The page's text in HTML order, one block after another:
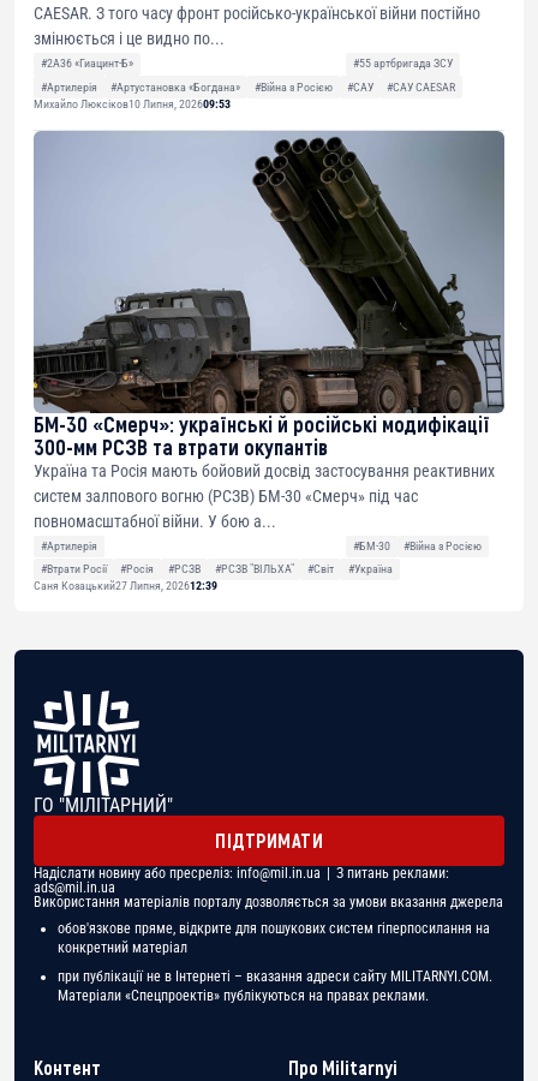
CAESAR. З того часу фронт російсько-української війни постійно
змінюється і це видно по...
#2А36 «Гиацинт-Б»
#55 артбригада ЗСУ
#Артилерія
#Артустановка «Богдана» #Війна з Росією #САУ
#САУ CAESAR
Михайло Люксіков10 Липня, 202609:53
БМ-30 «Смерч»: українські й російські модифікації
300-мм РСЗВ та втрати окупантів
Україна та Росія мають бойовий досвід застосування реактивних
систем залпового вогню (РСЗВ) БМ-30 «Смерч» під час
повномасштабної війни. У бою а...
#Артилерія #БМ-30
#Війна з Росією
#Втрати Росії
#Росія #РСЗВ #РСЗВ "ВІЛЬХА" #Світ
#Україна
Саня Козацький27 Липня, 202612:39
ГО "МІЛІТАРНИЙ"
ПІДТРИМАТИ
Надіслати новину або пресреліз: info@mil.in.ua | З питань реклами:
ads@mil.in.ua
Використання матеріалів порталу дозволяється за умови вказання джерела
обов'язкове пряме, відкрите для пошукових систем гіперпосилання на
конкретний матеріал
при публікації не в Інтернеті – вказання адреси сайту MILITARNYI.COM.
Матеріали «Спецпроектів» публікуються на правах реклами.
Контент Про Militarnyi